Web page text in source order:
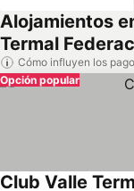
Alojamientos
Termal
Cómo influyen los
Opción popular
Club Valle